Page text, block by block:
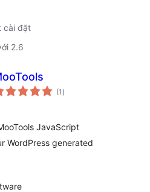
cài đặt
2.6
(1 tổng
đánh
)
JavaScript
WordPress generated